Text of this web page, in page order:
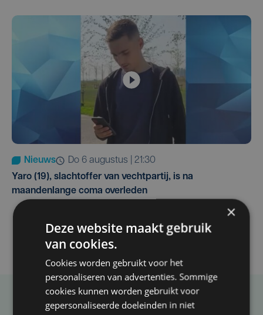
Nieuws
do 6 augustus | 21:30
Yaro (19), slachtoffer van vechtpartij, is na
maandenlange coma overleden
Taalfout opgemerkt?
×
Deze website maakt gebruik
van cookies.
Cookies worden gebruikt voor het
personaliseren van advertenties. Sommige
cookies kunnen worden gebruikt voor
gepersonaliseerde doeleinden in niet